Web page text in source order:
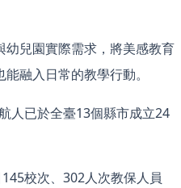
兒園實際需求，將美感教育
融入日常的教學行動。
人已於全臺13個縣市成立24
校次、302人次教保人員